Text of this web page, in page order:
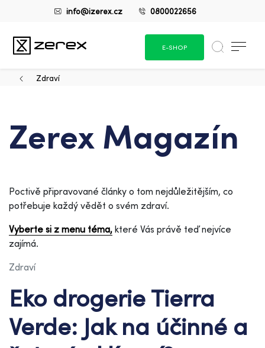
info@izerex.cz 0800022656
E-SHOP
Zdraví
Zerex Magazín
Poctivě připravované články o tom nejdůležitějším, co
potřebuje každý vědět o svém zdraví.
Vyberte si z menu téma, které Vás právě teď nejvíce
zajímá.
Zdraví
Eko drogerie Tierra
Verde: Jak na účinné a